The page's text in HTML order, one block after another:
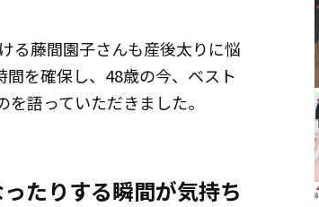
る藤間園子さんも産後太りに悩
を確保し、48歳の今、ベスト
語っていただきました。
たりする瞬間が気持ち